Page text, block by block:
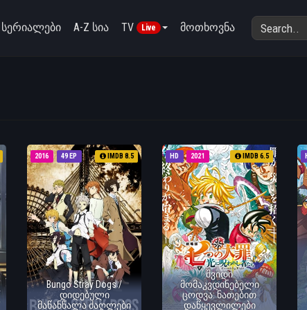
სერიალები A-Z სია TV Live მოთხოვნა
49 EP
2016 IMDB 8.5
Bungo Stray Dogs /
დიდებული
მაწანწალა ძაღლები
HD 2021 IMDB 6.5
შვიდი
მომაკვდინებელი
ცოდვა: ნათებით
დაწყევლილები